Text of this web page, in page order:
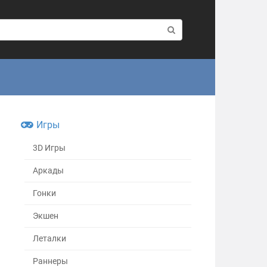
Игры
3D Игры
Аркады
Гонки
Экшен
Леталки
Раннеры